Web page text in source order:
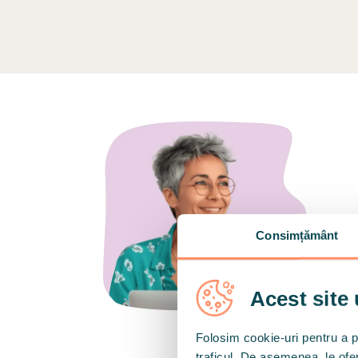
Consimțământ
Acest site
Folosim cookie-uri pentru a